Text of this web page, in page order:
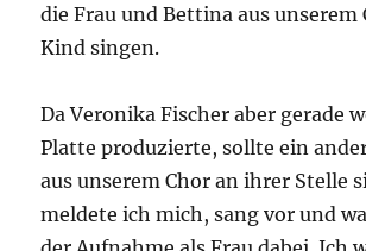
die Frau und Bettina aus unserem
Kind singen.
Da Veronika Fischer aber gerade
Platte produzierte, sollte ein
aus unserem Chor an ihrer Stelle
meldete ich mich, sang vor und